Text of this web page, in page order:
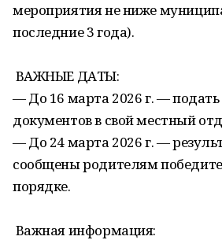
мероприятия не ниже
последние 3 года).
ВАЖНЫЕ ДАТЫ:
— До 16 марта 2026 г. — подать
документов в свой местный
— До 24 марта 2026 г. —
сообщены родителям
порядке.
Важная информация: